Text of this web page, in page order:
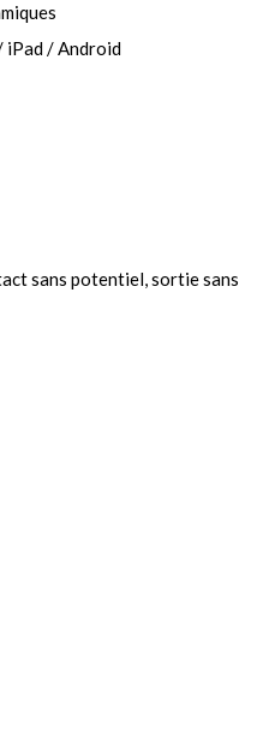
iPad / Android
sans potentiel, sortie sans